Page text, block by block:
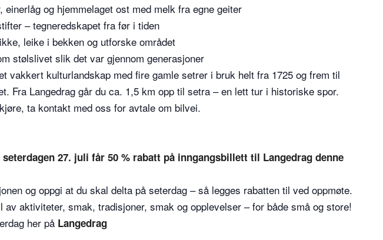
einerlåg og hjemmelaget ost med melk fra egne geiter
– tegneredskapet fra før i tiden
leike i bekken og utforske området
stølslivet slik det var gjennom generasjoner
vakkert kulturlandskap med fire gamle setrer i bruk helt fra 1725 og frem til
Fra Langedrag går du ca. 1,5 km opp til setra – en lett tur i historiske spor.
ta kontakt med oss for avtale om bilvei.
27. juli får 50 % rabatt på inngangsbillett til Langedrag denne
og oppgi at du skal delta på seterdag – så legges rabatten til ved oppmøte.
av aktiviteter, smak, tradisjoner, smak og opplevelser – for både små og store!
her på Langedrag